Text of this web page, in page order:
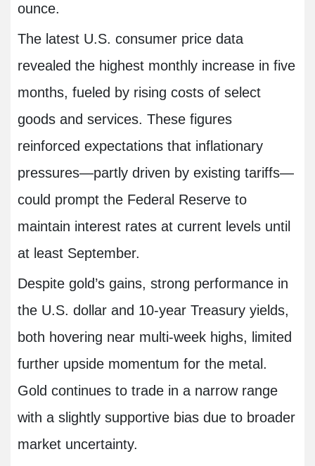
ounce.
The latest U.S. consumer price data
revealed the highest monthly increase in five
months, fueled by rising costs of select
goods and services. These figures
reinforced expectations that inflationary
pressures—partly driven by existing tariffs—
could prompt the Federal Reserve to
maintain interest rates at current levels until
at least September.
Despite gold’s gains, strong performance in
the U.S. dollar and 10-year Treasury yields,
both hovering near multi-week highs, limited
further upside momentum for the metal.
Gold continues to trade in a narrow range
with a slightly supportive bias due to broader
market uncertainty.